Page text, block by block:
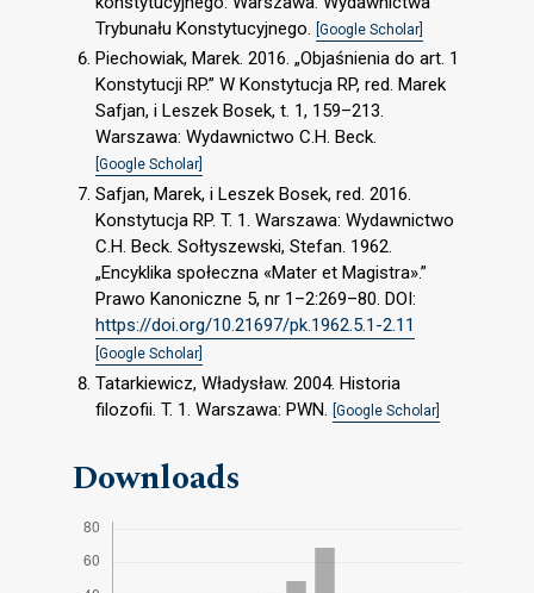
Trybunału Konstytucyjnego.
[Google Scholar]
Piechowiak, Marek. 2016. „Objaśnienia do art. 1
Konstytucji RP.” W Konstytucja RP, red. Marek
Safjan, i Leszek Bosek, t. 1, 159–213.
Warszawa: Wydawnictwo C.H. Beck.
[Google Scholar]
Safjan, Marek, i Leszek Bosek, red. 2016.
Konstytucja RP. T. 1. Warszawa: Wydawnictwo
C.H. Beck. Sołtyszewski, Stefan. 1962.
„Encyklika społeczna «Mater et Magistra».”
Prawo Kanoniczne 5, nr 1–2:269–80. DOI:
https://doi.org/10.21697/pk.1962.5.1-2.11
[Google Scholar]
Tatarkiewicz, Władysław. 2004. Historia
filozofii. T. 1. Warszawa: PWN. [Google Scholar]
Downloads